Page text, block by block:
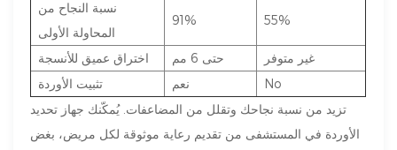
نسبة النجاح من
المحاولة الأولى
91% 55%
اختراق عميق للأنسجة حتى 6 مم
غير متوفر
تثبيت الأوردة
نعم
No
تزيد من نسبة نجاحك وتقلل من المضاعفات. يُمكّنك جهاز تحديد
الأوردة في المستشفى من تقديم رعاية موثوقة لكل مريض، بغض